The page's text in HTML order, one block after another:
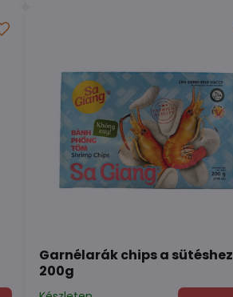
Garnélarák chips a sütéshez
200g